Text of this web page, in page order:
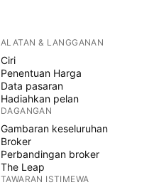
ALATAN & LANGGANAN
Ciri
Penentuan Harga
Data pasaran
Hadiahkan pelan
DAGANGAN
Gambaran keseluruhan
Broker
Perbandingan broker
The Leap
TAWARAN ISTIMEWA